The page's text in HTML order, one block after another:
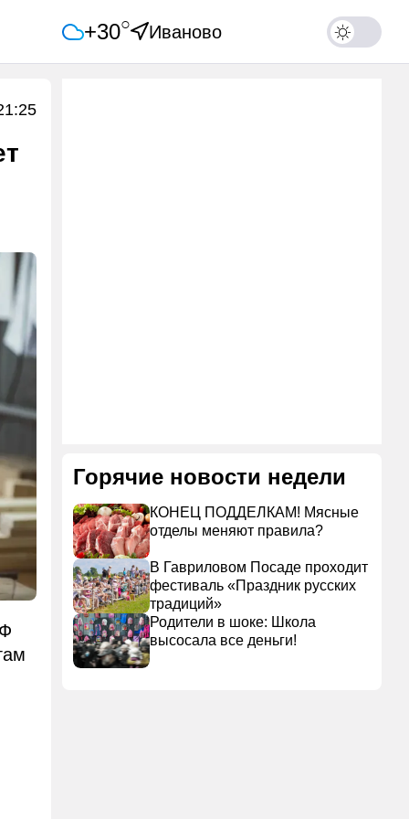
+30○ Иваново
Горячие новости недели
КОНЕЦ ПОДДЕЛКАМ! Мясные
отделы меняют правила?
В Гавриловом Посаде проходит
фестиваль «Праздник русских
традиций»
Родители в шоке: Школа
высосала все деньги!